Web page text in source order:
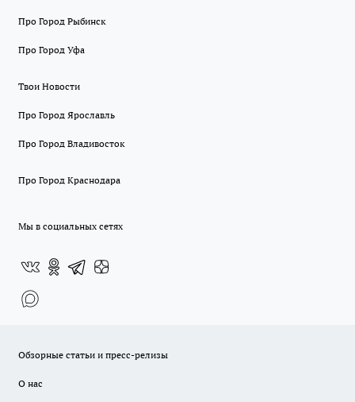
Про Город Рыбинск
Про Город Уфа
Твои Новости
Про Город Ярославль
Про Город Владивосток
Про Город Краснодара
Мы в социальных сетях
Обзорные статьи и пресс-релизы
О нас